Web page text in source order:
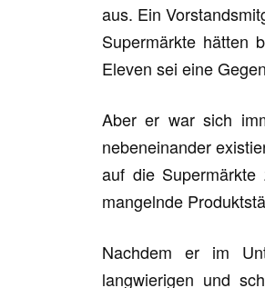
aus. Ein
Supermärkte hätten
Eleven sei eine
Aber er war sich
nebeneinander
auf die
mangelnde
Nachdem er im
langwierigen und